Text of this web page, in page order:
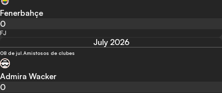
Fenerbahçe
0
FJ
July 2026
08 de jul.Amistosos de clubes
Admira Wacker
0